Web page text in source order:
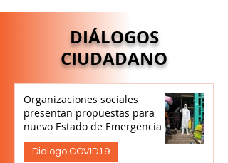
DIÁLOGOS
CIUDADANO
Organizaciones sociales
presentan propuestas para
nuevo Estado de Emergencia
Dialogo COVID19